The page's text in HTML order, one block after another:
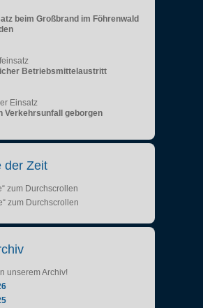
beim Großbrand im Föhrenwald
Betriebsmittelaustritt
Einsatz
Verkehrsunfall geborgen
der Zeit
zum Durchscrollen
zum Durchscrollen
unserem Archiv!